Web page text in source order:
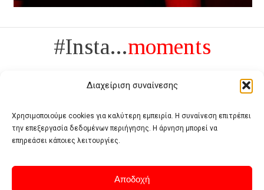
Διαχείριση συναίνεσης
Χρησιμοποιούμε cookies για καλύτερη εμπειρία. Η συναίνεση επιτρέπει
την επεξεργασία δεδομένων περιήγησης. Η άρνηση μπορεί να
επηρεάσει κάποιες λειτουργίες.
Αποδοχή
#Insta...moments
Πολυτέλεια δεν είναι το αντίθετο της ανέχειας, είναι το αντίθετο της